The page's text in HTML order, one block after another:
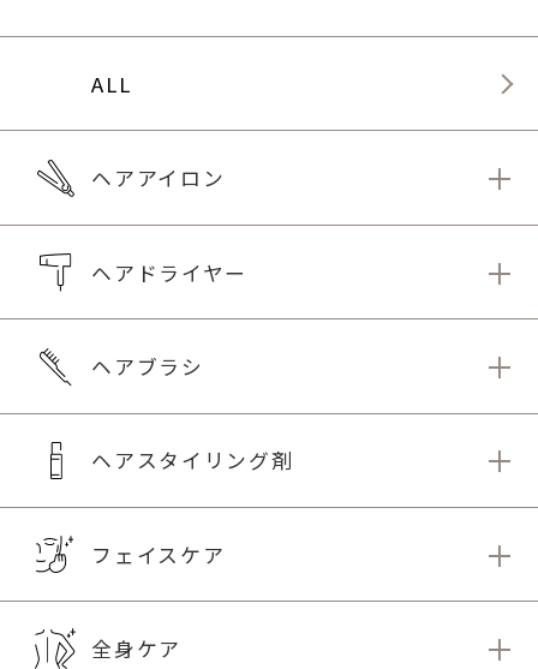
ALL
ヘアアイロン
ヘアドライヤー
ヘアブラシ
ヘアスタイリング剤
フェイスケア
全身ケア